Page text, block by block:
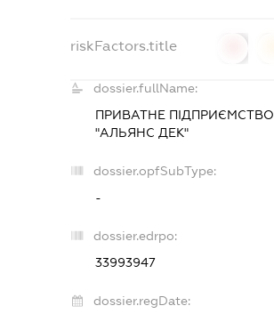
riskFactors.title
dossier.fullName:
ПРИВАТНЕ ПІДПРИЄМСТВО
"АЛЬЯНС ДЕК"
dossier.opfSubType:
-
dossier.edrpo:
33993947
dossier.regDate: